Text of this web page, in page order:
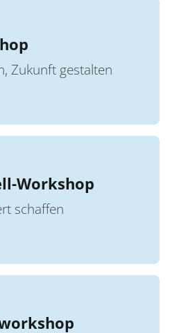
Zukunft gestalten
Workshop
schaffen